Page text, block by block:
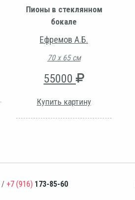
Пионы в стеклянном
бокале
Ефремов А.Б.
70 х 65 см
55000
Купить картину
/ +7 (916) 173-85-60